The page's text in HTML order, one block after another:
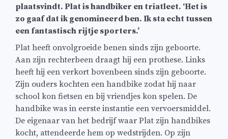
plaatsvindt. Plat is handbiker en triatleet. ‘Het is
zo gaaf dat ik genomineerd ben. Ik sta echt tussen
een fantastisch rijtje sporters.’
Plat heeft onvolgroeide benen sinds zijn geboorte.
Aan zijn rechterbeen draagt hij een prothese. Links
heeft hij een verkort bovenbeen sinds zijn geboorte.
Zijn ouders kochten een handbike zodat hij naar
school kon fietsen en bij vriendjes kon spelen. De
handbike was in eerste instantie een vervoersmiddel.
De eigenaar van het bedrijf waar Plat zijn handbikes
kocht, attendeerde hem op wedstrijden. Op zijn